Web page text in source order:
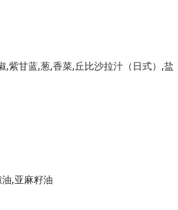
,紫甘蓝,葱,香菜,丘比沙拉汁（日式）,盐
,亚麻籽油